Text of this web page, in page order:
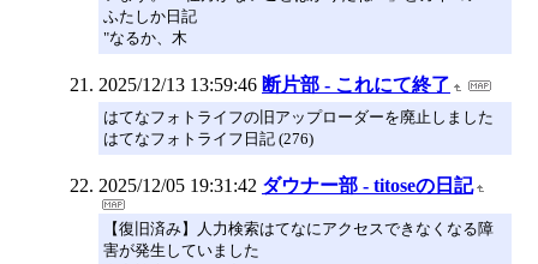
ふたしか日記
"なるか、木
2025/12/13 13:59:46 断片部 - これにて終了
はてなフォトライフの旧アップローダーを廃止しました
はてなフォトライフ日記 (276)
2025/12/05 19:31:42 ダウナー部 - titoseの日記
【復旧済み】人力検索はてなにアクセスできなくなる障
害が発生していました